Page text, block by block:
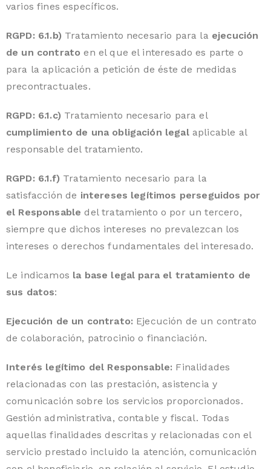
varios fines específicos.
RGPD: 6.1.b) Tratamiento necesario para la ejecución
de un contrato en el que el interesado es parte o
para la aplicación a petición de éste de medidas
precontractuales.
RGPD: 6.1.c) Tratamiento necesario para el
cumplimiento de una obligación legalaplicable al
responsable del tratamiento.
RGPD: 6.1.f) Tratamiento necesario para la
satisfacción de intereses legítimos perseguidos por
el Responsable del tratamiento o por un tercero,
siempre que dichos intereses no prevalezcan los
intereses o derechos fundamentales del interesado.
Le indicamos la base legal para el tratamiento de
sus datos:
Ejecución de un contrato: Ejecución de un contrato
de colaboración, patrocinio o financiación.
Interés legítimo del Responsable: Finalidades
relacionadas con las prestación, asistencia y
comunicación sobre los servicios proporcionados.
Gestión administrativa, contable y fiscal. Todas
aquellas finalidades descritas y relacionadas con el
servicio prestado incluido la atención, comunicación